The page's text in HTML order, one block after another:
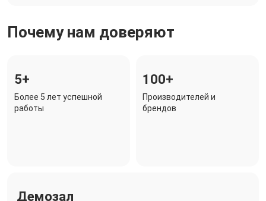
Почему нам доверяют
5+
Более 5 лет успешной
работы
100+
Производителей и
брендов
Демозал